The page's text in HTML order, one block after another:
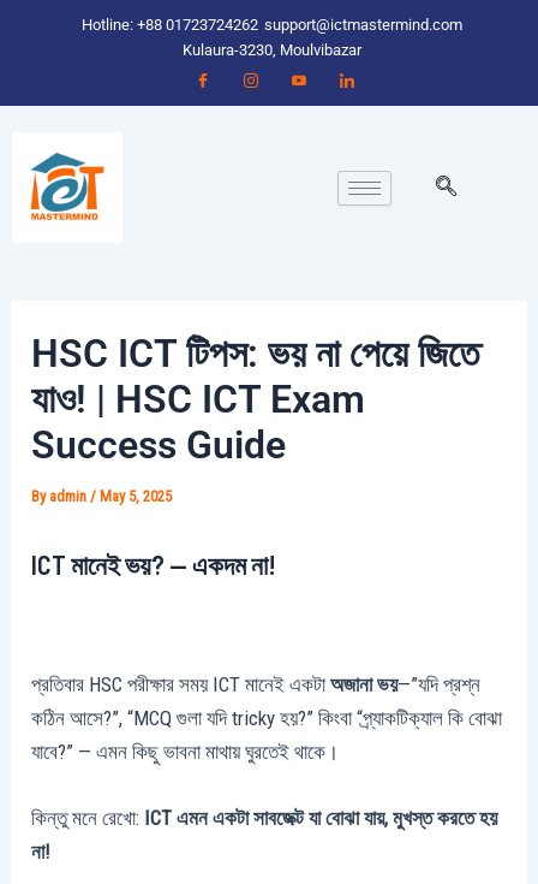
Hotline: +88 01723724262 support@ictmastermind.com
Kulaura-3230, Moulvibazar
HSC ICT টিপস: ভয় না পেয়ে জিতে
যাও! | HSC ICT Exam
Success Guide
By admin/ May 5, 2025
ICT মানেই ভয়? — একদম না!
প্রতিবার HSC পরীক্ষার সময় ICT মানেই একটাঅজানা ভয়—”যদি প্রশ্ন
কঠিন আসে?”, “MCQ গুলা যদি tricky হয়?” কিংবা “প্র্যাকটিক্যাল কি বোঝা
যাবে?” — এমন কিছু ভাবনা মাথায় ঘুরতেই থাকে।
কিন্তু মনে রেখো: ICT এমন একটা সাবজেক্ট যা বোঝা যায়, মুখস্ত করতে হয়
না!